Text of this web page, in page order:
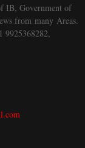
IB, Government of
from many Areas.
9925368282,